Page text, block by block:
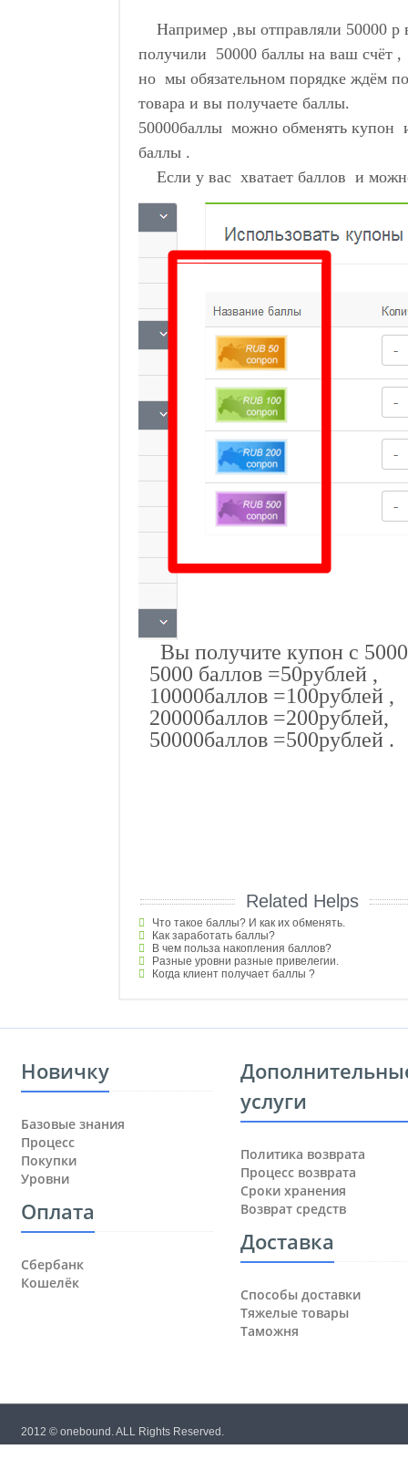
Например ,вы отправляли 50000 р
получили 50000 баллы на ваш счёт ,
но мы обязательном порядке ждём п
товара и вы получаете баллы.
50000баллы можно обменять купон
баллы .
Если у вас хватает баллов и
Вы получите купон с 5000
5000 баллов =50рублей ,
10000баллов =100рублей ,
20000баллов =200рублей,
50000баллов =500рублей .
Related Helps
Что такое баллы? И как их обменять.
Как заработать баллы?
В чем польза накопления баллов?
Разные уровни разные привелегии.
Когда клиент получает баллы ?
Новичку
Базовые знания
Процесс
Покупки
Уровни
Оплата
Сбербанк
Кошелёк
услуги
Политика возврата
Процесс возврата
Сроки хранения
Возврат средств
Доставка
Способы доставки
Тяжелые товары
Таможня
2012 © onebound. ALL Rights Reserved.